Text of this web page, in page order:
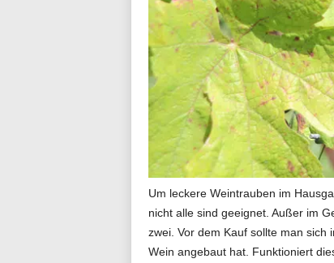
Um leckere Weintrauben im
nicht alle sind geeignet. Außer im
zwei. Vor dem Kauf sollte man
Wein angebaut hat. Funktioniert